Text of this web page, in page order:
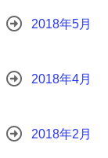
2018年5月
2018年4月
2018年2月